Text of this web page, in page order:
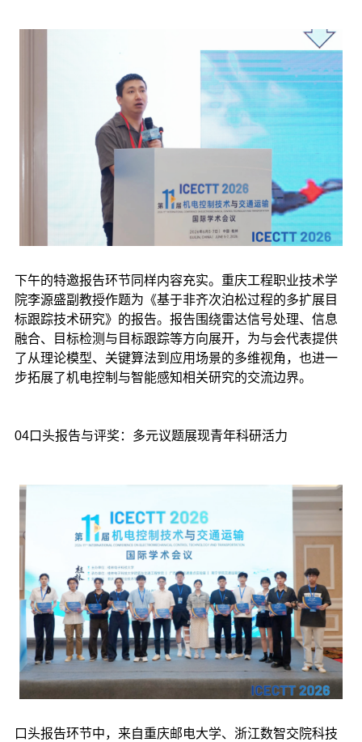
下午的特邀报告环节同样内容充实。重庆工程职业技术学
院李源盛副教授作题为《基于非齐次泊松过程的多扩展目
标跟踪技术研究》的报告。报告围绕雷达信号处理、信息
融合、目标检测与目标跟踪等方向展开，为与会代表提供
了从理论模型、关键算法到应用场景的多维视角，也进一
步拓展了机电控制与智能感知相关研究的交流边界。
04口头报告与评奖：多元议题展现青年科研活力
口头报告环节中，来自重庆邮电大学、浙江数智交院科技